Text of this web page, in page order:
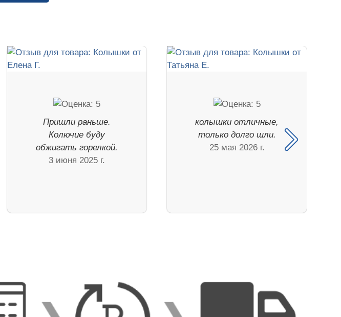
Пришли раньше.
Колючие буду
обжигать горелкой.
3 июня 2025 г.
колышки отличные,
только долго шли.
25 мая 2026 г.